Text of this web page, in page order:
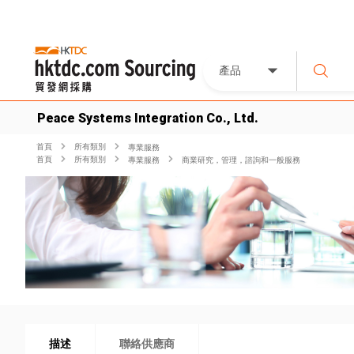
產品
Peace Systems Integration Co., Ltd.
首頁 所有類別
專業服務
首頁
所有類別 專業服務 商業研究，管理，諮詢和一般服務
描述 聯絡供應商